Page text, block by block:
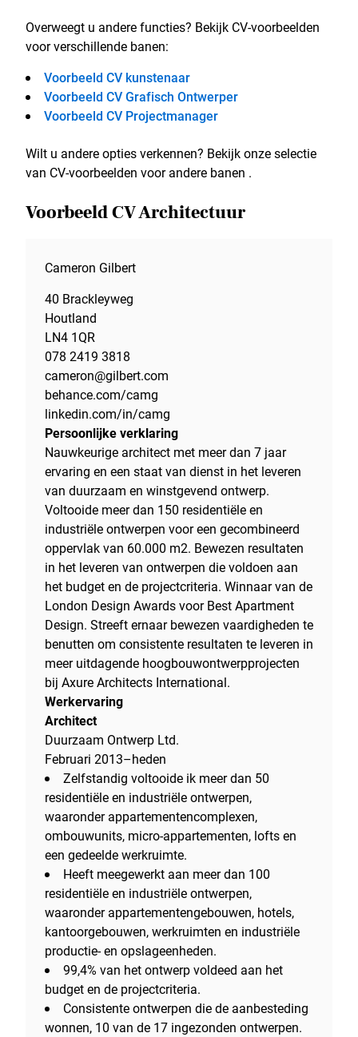
Overweegt u andere functies? Bekijk CV-voorbeelden
voor verschillende banen:
Voorbeeld CV kunstenaar
Voorbeeld CV Grafisch Ontwerper
Voorbeeld CV Projectmanager
Wilt u andere opties verkennen? Bekijk onze selectie
van CV-voorbeelden voor andere banen .
Voorbeeld CV Architectuur
Cameron Gilbert
40 Brackleyweg
Houtland
LN4 1QR
078 2419 3818
cameron@gilbert.com
behance.com/camg
linkedin.com/in/camg
Persoonlijke verklaring
Nauwkeurige architect met meer dan 7 jaar
ervaring en een staat van dienst in het leveren
van duurzaam en winstgevend ontwerp.
Voltooide meer dan 150 residentiële en
industriële ontwerpen voor een gecombineerd
oppervlak van 60.000 m2. Bewezen resultaten
in het leveren van ontwerpen die voldoen aan
het budget en de projectcriteria. Winnaar van de
London Design Awards voor Best Apartment
Design. Streeft ernaar bewezen vaardigheden te
benutten om consistente resultaten te leveren in
meer uitdagende hoogbouwontwerpprojecten
bij Axure Architects International.
Werkervaring
Architect
Duurzaam Ontwerp Ltd.
Februari 2013–heden
Zelfstandig voltooide ik meer dan 50
residentiële en industriële ontwerpen,
waaronder appartementencomplexen,
ombouwunits, micro-appartementen, lofts en
een gedeelde werkruimte.
Heeft meegewerkt aan meer dan 100
residentiële en industriële ontwerpen,
waaronder appartementengebouwen, hotels,
kantoorgebouwen, werkruimten en industriële
productie- en opslageenheden.
99,4% van het ontwerp voldeed aan het
budget en de projectcriteria.
Consistente ontwerpen die de aanbesteding
wonnen, 10 van de 17 ingezonden ontwerpen.